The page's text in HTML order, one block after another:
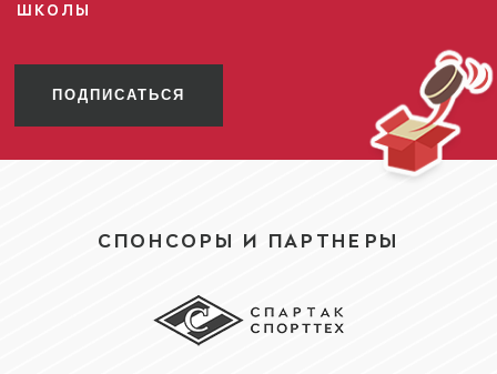
ШКОЛЫ
ПОДПИСАТЬСЯ
СПОНСОРЫ И ПАРТНЕРЫ